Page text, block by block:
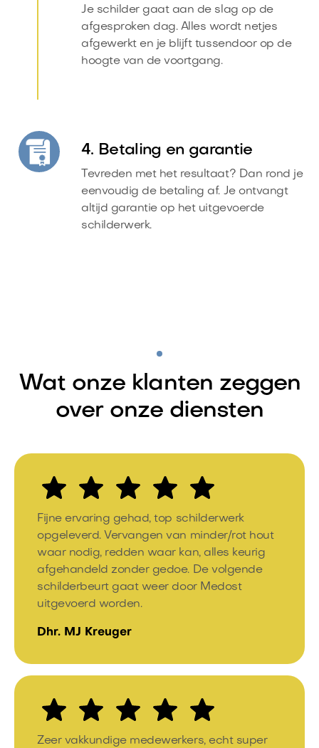
Je schilder gaat aan de slag op de
afgesproken dag. Alles wordt netjes
afgewerkt en je blijft tussendoor op de
hoogte van de voortgang.
4. Betaling en garantie
Tevreden met het resultaat? Dan rond je
eenvoudig de betaling af. Je ontvangt
altijd garantie op het uitgevoerde
schilderwerk.
Wat onze klanten zeggen
over onze diensten
Fijne ervaring gehad, top schilderwerk
opgeleverd. Vervangen van minder/rot hout
waar nodig, redden waar kan, alles keurig
afgehandeld zonder gedoe. De volgende
schilderbeurt gaat weer door Medost
uitgevoerd worden.
Dhr. MJ Kreuger
Zeer vakkundige medewerkers, echt super